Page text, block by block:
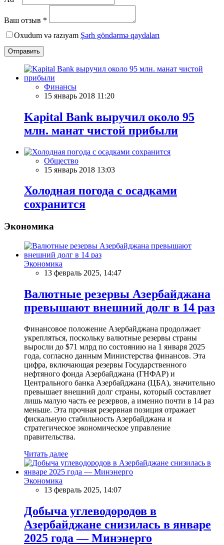
Ваш отзыв *
Oxudum və razıyam Şərh göndərmə qaydaları
Отправить
Финансы
15 январь 2018 11:20
Kapital Bank выручил около 95
млн. манат чистой прибыли
Общество
15 январь 2018 13:03
Холодная погода с осадками
сохранится
Экономика
Экономика
13 февраль 2025, 14:47
Валютные резервы Азербайджана
превышают внешний долг в 14 раз
Финансовое положение Азербайджана продолжает
укрепляться, поскольку валютные резервы страны
выросли до $71 млрд по состоянию на 1 января 2025
года, согласно данным Министерства финансов. Эта
цифра, включающая резервы Государственного
нефтяного фонда Азербайджана (ГНФАР) и
Центрального банка Азербайджана (ЦБА), значительно
превышает внешний долг страны, который составляет
лишь малую часть ее резервов, а именно почти в 14 раз
меньше. Эта прочная резервная позиция отражает
фискальную стабильность Азербайджана и
стратегическое экономическое управление
правительства.
Читать далее
Экономика
13 февраль 2025, 14:07
Добыча углеводородов в
Азербайджане снизилась в январе
2025 года — Минэнерго